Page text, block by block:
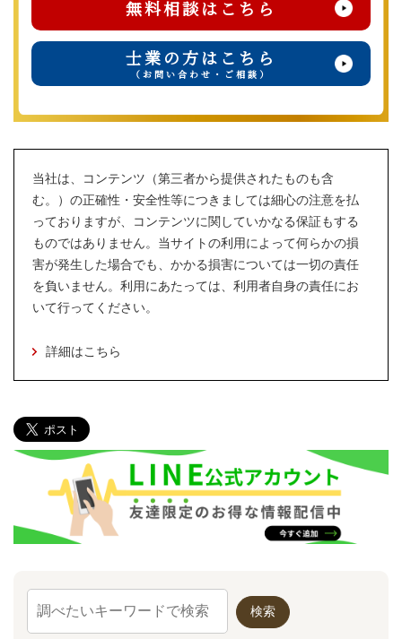
無料相談はこちら
士業の方はこちら
（お問い合わせ・ご相談）
当社は、コンテンツ（第三者から提供されたものも含
む。）の正確性・安全性等につきましては細心の注意を払
っておりますが、コンテンツに関していかなる保証もする
ものではありません。当サイトの利用によって何らかの損
害が発生した場合でも、かかる損害については一切の責任
を負いません。利用にあたっては、利用者自身の責任にお
いて行ってください。
詳細はこちら